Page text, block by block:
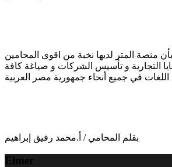
منصة المتر لديها نخبة من اقوى المحامين
التجارية و تأسيس الشركات و صياغة كافة
Elmer